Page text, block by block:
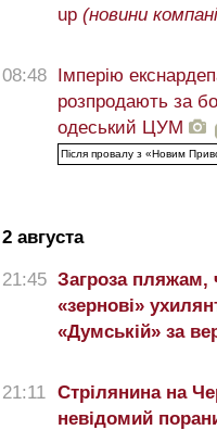
up (новини
08:48 Імперію
розпродають за
одеський ЦУМ
Після провалу з «Новим
2 августа
21:45 Загроза пляжам,
«зернові»
«Думській» за
21:11
Стрілянина на
невідомий